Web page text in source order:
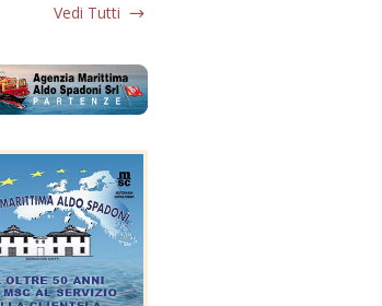
Vedi Tutti